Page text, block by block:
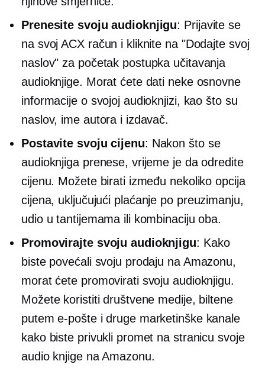
Prenesite svoju audioknjigu: Prijavite se
na svoj ACX račun i kliknite na "Dodajte svoj
naslov" za početak postupka učitavanja
audioknjige. Morat ćete dati neke osnovne
informacije o svojoj audioknjizi, kao što su
naslov, ime autora i izdavač.
Postavite svoju cijenu: Nakon što se
audioknjiga prenese, vrijeme je da odredite
cijenu. Možete birati između nekoliko opcija
cijena, uključujući plaćanje po preuzimanju,
udio u tantijemama ili kombinaciju oba.
Promovirajte svoju audioknjigu: Kako
biste povećali svoju prodaju na Amazonu,
morat ćete promovirati svoju audioknjigu.
Možete koristiti društvene medije, biltene
putem e-pošte i druge marketinške kanale
kako biste privukli promet na stranicu svoje
audio knjige na Amazonu.